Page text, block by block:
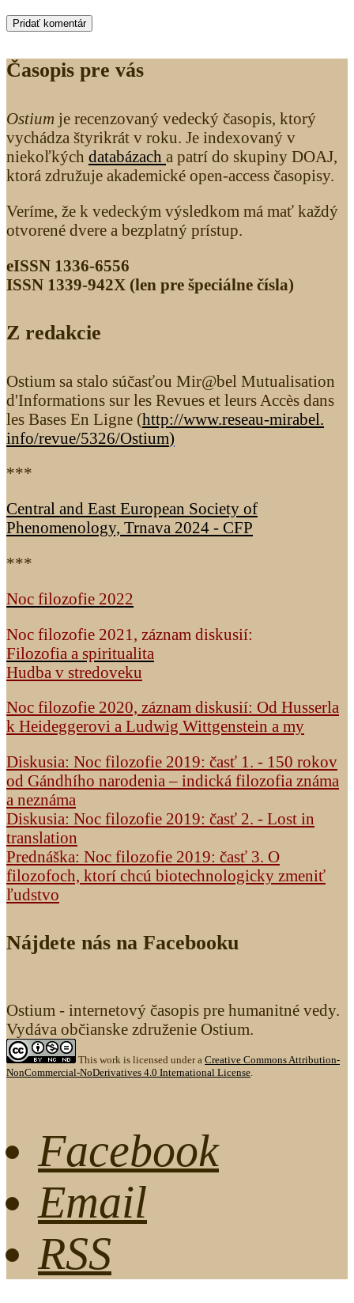
Časopis pre vás
Ostium je recenzovaný vedecký časopis, ktorý
vychádza štyrikrát v roku. Je indexovaný v
niekoľkých databázach a patrí do skupiny DOAJ,
ktorá združuje akademické open-access časopisy.
Veríme, že k vedeckým výsledkom má mať každý
otvorené dvere a bezplatný prístup.
eISSN 1336-6556
ISSN 1339­-942X (len pre špeciálne čísla)
Z redakcie
Ostium sa stalo súčasťou Mir@bel Mutualisation
d'Informations sur les Revues et leurs Accès dans
les Bases En Ligne (http://www.reseau-mirabel.
info/revue/5326/Ostium)
***
Central and East European Society of
Phenomenology, Trnava 2024 - CFP
***
Noc filozofie 2022
Noc filozofie 2021, záznam diskusií:
Filozofia a spiritualita
Hudba v stredoveku
Noc filozofie 2020, záznam diskusií: Od Husserla
k Heideggerovi a Ludwig Wittgenstein a my
Diskusia: Noc filozofie 2019: časť 1. - 150 rokov
od Gándhího narodenia – indická filozofia známa
a neznáma
Diskusia: Noc filozofie 2019: časť 2. - Lost in
translation
Prednáška: Noc filozofie 2019: časť 3. O
filozofoch, ktorí chcú biotechnologicky zmeniť
ľudstvo
Nájdete nás na Facebooku
Ostium - internetový časopis pre humanitné vedy.
Vydáva občianske združenie Ostium.
This work is licensed under a Creative Commons Attribution-
NonCommercial-NoDerivatives 4.0 International License.
Facebook
Email
RSS